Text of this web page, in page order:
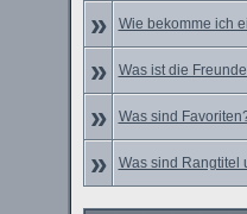
» Wie bekomme ich
» Was ist die
» Was sind
» Was sind Rangtitel